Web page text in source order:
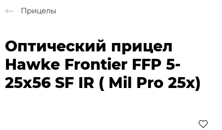
Прицелы
Оптический прицел
Hawke Frontier FFP 5-
25x56 SF IR ( Mil Pro 25x)